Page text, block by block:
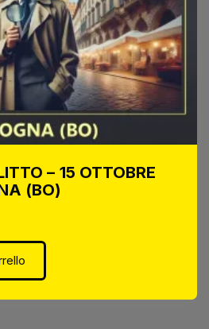
– 15 OTTOBRE
(BO)